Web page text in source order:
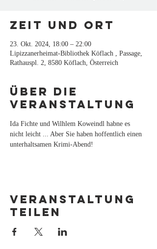
Zeit und Ort
23. Okt. 2024, 18:00 – 22:00
Lipizzanerheimat-Bibliothek Köflach , Passage,
Rathauspl. 2, 8580 Köflach, Österreich
Über die
Veranstaltung
Ida Fichte und Wilhlem Koweindl habne es
nicht leicht ... Aber Sie haben hoffentlich einen
unterhaltsamen Krimi-Abend!
Veranstaltung
teilen